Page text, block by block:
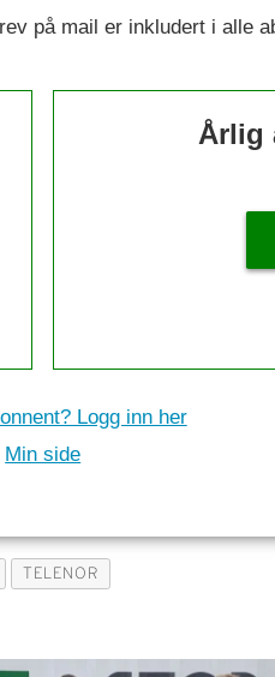
på mail er inkludert i alle
Årlig
Logg inn her
Min side
TELENOR